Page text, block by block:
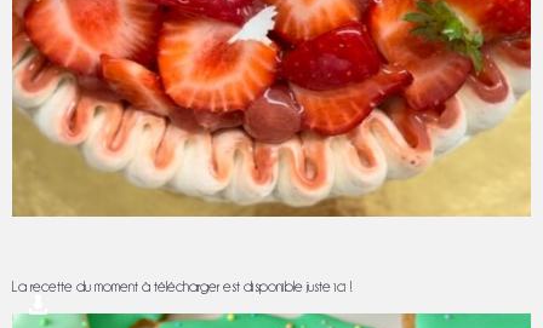
La recette du moment à télécharger est disponible juste ici !